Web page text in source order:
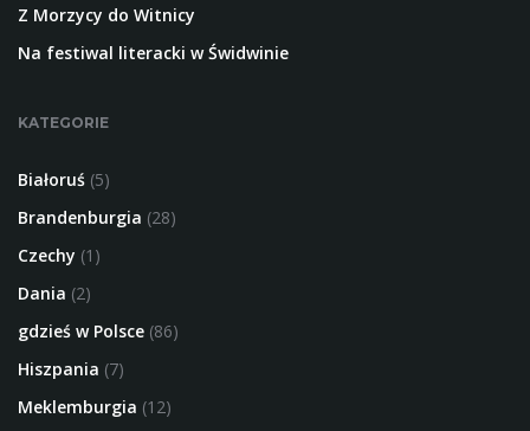
Z Morzycy do Witnicy
Na festiwal literacki w Świdwinie
KATEGORIE
Białoruś (5)
Brandenburgia (28)
Czechy (1)
Dania (2)
gdzieś w Polsce (86)
Hiszpania (7)
Meklemburgia (12)